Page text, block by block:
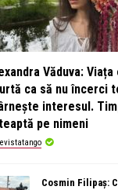
Văduva: Viața
ca să nu încerci
interesul.
pe nimeni
Cosmin Filipaș: